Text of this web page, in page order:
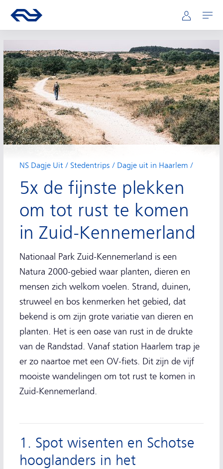
Hoofdnavigatie
Ga naar de homepage van ns.nl Mijn NS
Openen
NS Dagje Uit Stedentrips Dagje uit in Haarlem
5x de fijnste plekken
om tot rust te komen
in Zuid-Kennemerland
Nationaal Park Zuid-Kennemerland is een
Natura 2000-gebied waar planten, dieren en
mensen zich welkom voelen. Strand, duinen,
struweel en bos kenmerken het gebied, dat
bekend is om zijn grote variatie van dieren en
planten. Het is een oase van rust in de drukte
van de Randstad. Vanaf station Haarlem trap je
er zo naartoe met een OV-fiets. Dit zijn de vijf
mooiste wandelingen om tot rust te komen in
Zuid-Kennemerland.
1. Spot wisenten en Schotse
hooglanders in het